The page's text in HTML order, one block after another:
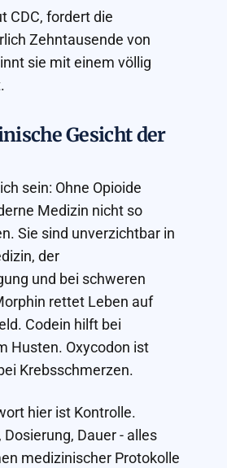
CDC, fordert die
Zehntausende von
sie mit einem völlig
Gesicht der
sein: Ohne Opioide
Medizin nicht so
Sie sind unverzichtbar in
der
und bei schweren
rettet Leben auf
Codein hilft bei
Husten. Oxycodon ist
Krebsschmerzen.
hier ist Kontrolle.
Dauer - alles
medizinischer Protokolle